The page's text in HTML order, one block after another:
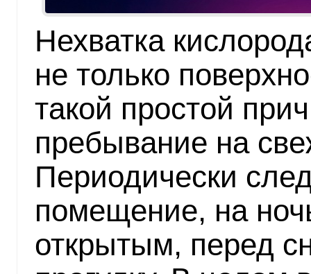
Нехватка
не только
такой простой
пребывание на
Периодически
помещение, на
открытым, перед